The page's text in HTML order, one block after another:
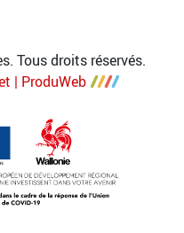
Tous droits réservés.
| ProduWeb